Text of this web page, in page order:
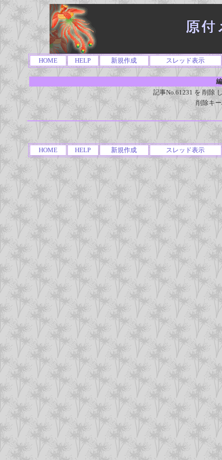
HOME HELP 新規作成 スレッド表示
記事No.61231 を 削除
削除キ
HOME HELP 新規作成 スレッド表示